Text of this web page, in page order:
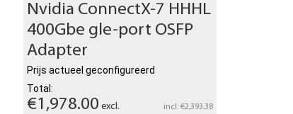
Nvidia ConnectX-7 HHHL
400Gbe gle-port OSFP
Adapter
Prijs actueel geconfigureerd
Total:
€1,978.00 excl. incl: €2,393.38